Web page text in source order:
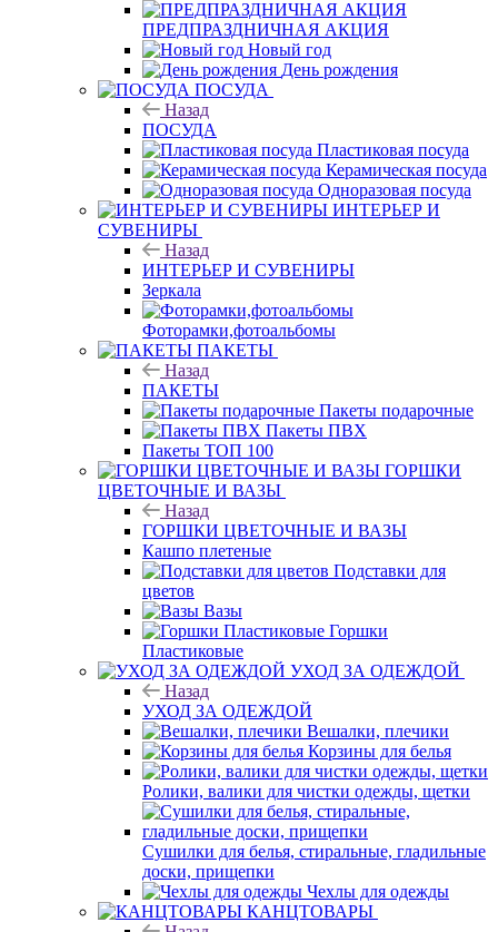
ПРЕДПРАЗДНИЧНАЯ АКЦИЯ
Новый год
День рождения
ПОСУДА
Назад
ПОСУДА
Пластиковая посуда
Керамическая посуда
Одноразовая посуда
ИНТЕРЬЕР И
СУВЕНИРЫ
Назад
ИНТЕРЬЕР И СУВЕНИРЫ
Зеркала
Фоторамки,фотоальбомы
ПАКЕТЫ
Назад
ПАКЕТЫ
Пакеты подарочные
Пакеты ПВХ
Пакеты ТОП 100
ГОРШКИ
ЦВЕТОЧНЫЕ И ВАЗЫ
Назад
ГОРШКИ ЦВЕТОЧНЫЕ И ВАЗЫ
Кашпо плетеные
Подставки для
цветов
Вазы
Горшки
Пластиковые
УХОД ЗА ОДЕЖДОЙ
Назад
УХОД ЗА ОДЕЖДОЙ
Вешалки, плечики
Корзины для белья
Ролики, валики для чистки одежды, щетки
Сушилки для белья, стиральные, гладильные
доски, прищепки
Чехлы для одежды
КАНЦТОВАРЫ